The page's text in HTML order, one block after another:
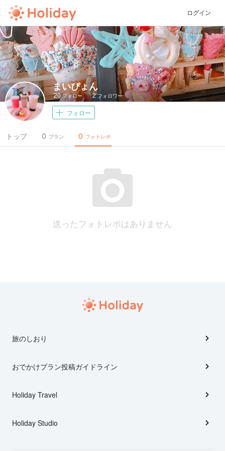
ログイン
まいぴょん
20フォロー 2フォロワー
フォロー
トップ プラン
0 フォトレポ
0
送ったフォトレポはありません
旅のしおり
おでかけプラン投稿ガイドライン
Holiday Travel
Holiday Studio